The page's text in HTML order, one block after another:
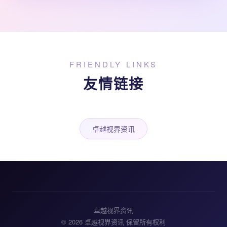
FRIENDLY LINKS
友情链接
卓越视界资讯
卓越视界资讯
© 2026 卓越视界资讯 保留所有权利